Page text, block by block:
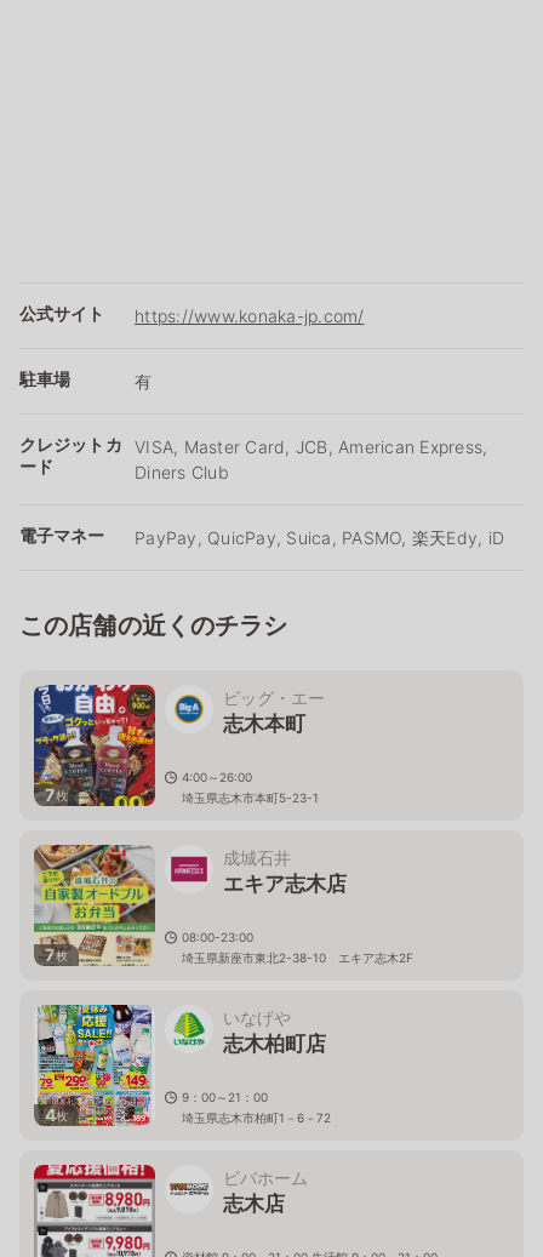
公式サイト https://www.konaka-jp.com/
駐車場 有
クレジットカ
ード
VISA, Master Card, JCB, American Express,
Diners Club
電子マネー PayPay, QuicPay, Suica, PASMO, 楽天Edy, iD
この店舗の近くのチラシ
7枚
ビッグ・エー
志木本町
4:00～26:00
埼玉県志木市本町5-23-1
7枚
成城石井
エキア志木店
08:00-23:00
埼玉県新座市東北2-38-10 エキア志木2F
4枚
いなげや
志木柏町店
9：00～21：00
埼玉県志木市柏町1－6－72
ビバホーム
志木店